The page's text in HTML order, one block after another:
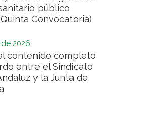
público
Convocatoria)
2026
contenido completo
entre el Sindicato
y la Junta de